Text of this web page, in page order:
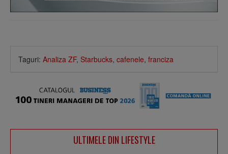
Taguri: Analiza ZF, Starbucks, cafenele, franciza
ULTIMELE DIN LIFESTYLE